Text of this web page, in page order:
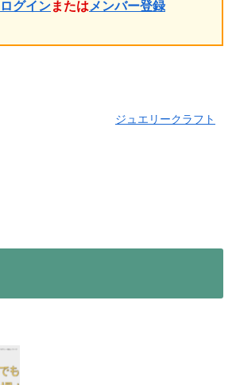
ログインまたは メンバー登録
ジュエリークラフト